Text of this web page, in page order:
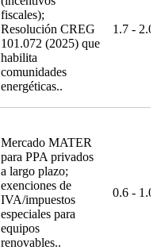
fiscales);
Resolución CREG
101.072 (2025) que
habilita
comunidades
energéticas..
1.7 - 2.0
Mercado MATER
para PPA privados
a largo plazo;
exenciones de
IVA/impuestos
especiales para
equipos
renovables..
0.6 - 1.0